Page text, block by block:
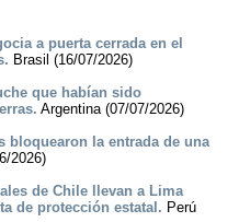
a puerta cerrada en el
Brasil (16/07/2026)
que habían sido
Argentina (07/07/2026)
bloquearon la entrada de una
2026)
de Chile llevan a Lima
de protección estatal. Perú